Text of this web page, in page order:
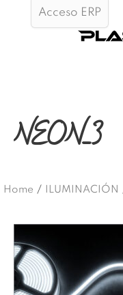
Acceso ERP
NEON_3
Home / ILUMINACIÓN